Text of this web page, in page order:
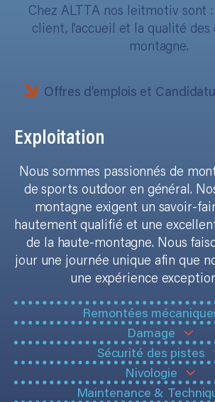
Chez ALTTA nos leitmotiv sont
client, l’accueil et la qualité des
montagne.
Offres d’emplois et
Exploitation
Nous sommes passionnés de
de sports outdoor en général.
montagne exigent un savoir-
hautement qualifié et une
de la haute-montagne. Nous
jour une journée unique afin que
une expérience
Remontées
Damage
Sécurité des pistes
Nivologie
Maintenance &